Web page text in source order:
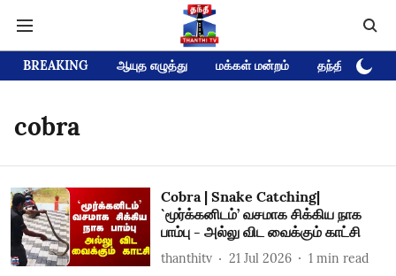
BREAKING ஆயுத எழுத்து மக்கள் மன்றம் தந்தி டிவி
cobra
Cobra | Snake Catching|
`மூர்க்கனிடம்’ வசமாக சிக்கிய நாக
பாம்பு - அல்லு விட வைக்கும் காட்சி
thanthitv 21 Jul 2026 1 min read